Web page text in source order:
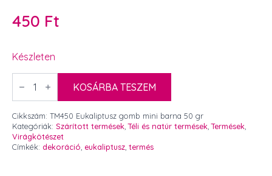
450 Ft
Készleten
Eukaliptusz
gomb
50
gr
mennyiség
KOSÁRBA TESZEM
Cikkszám: TM450 Eukaliptusz gomb mini barna 50 gr
Kategóriák: Szárított termések ,Téli és natúr termések ,Termések
Virágkötészet
Címkék: dekoráció eukaliptusz termés